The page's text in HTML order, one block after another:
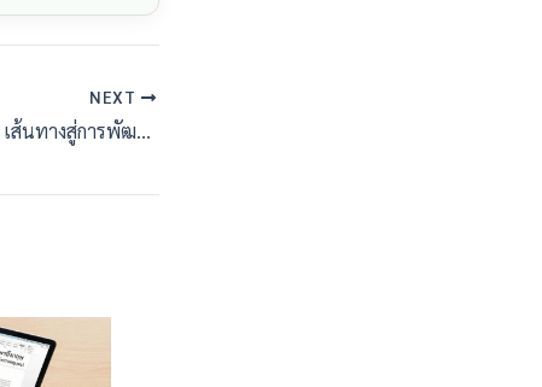
NEXT
ยศชนัน ลุยเชียงราย: เส้นทางสู่การพัฒนาที่ยั่งยืนและคุณภาพชีวิตที่ดีขึ้น